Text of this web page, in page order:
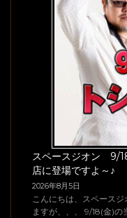
スペースジオン 9/
店に登場ですよ～♪
2026年8月5日
こんにちは、スペース
ますが、、、 9/18(金)の